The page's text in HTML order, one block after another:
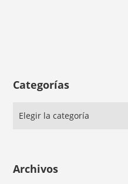
Categorías
Archivos